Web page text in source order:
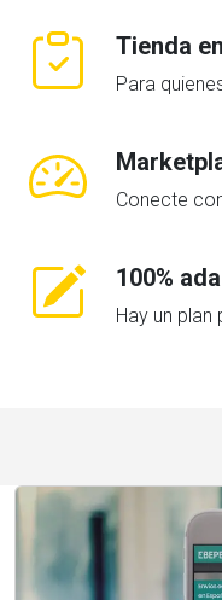
Tienda
Para
Conecte
100%
Hay un plan